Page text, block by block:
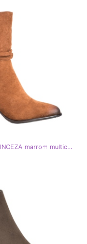
Botas de camelo VINCEZA marrom multicolorido